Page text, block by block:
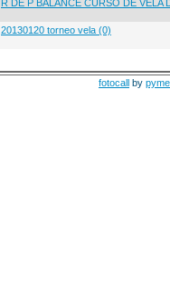
R DE P BALANCE CURSO DE VELA
20130120 torneo vela (0)
fotocall by